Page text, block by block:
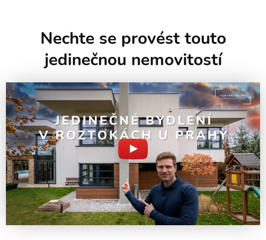
Nechte se provést touto
jedinečnou nemovitostí